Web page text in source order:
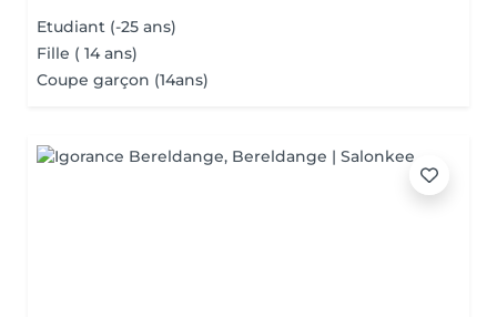
Etudiant (-25 ans)
Fille ( 14 ans)
Coupe garçon (14ans)